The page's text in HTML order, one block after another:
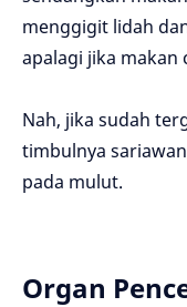
menggigit lidah
apalagi jika makan
Nah, jika sudah
timbulnya
pada mulut.
Organ